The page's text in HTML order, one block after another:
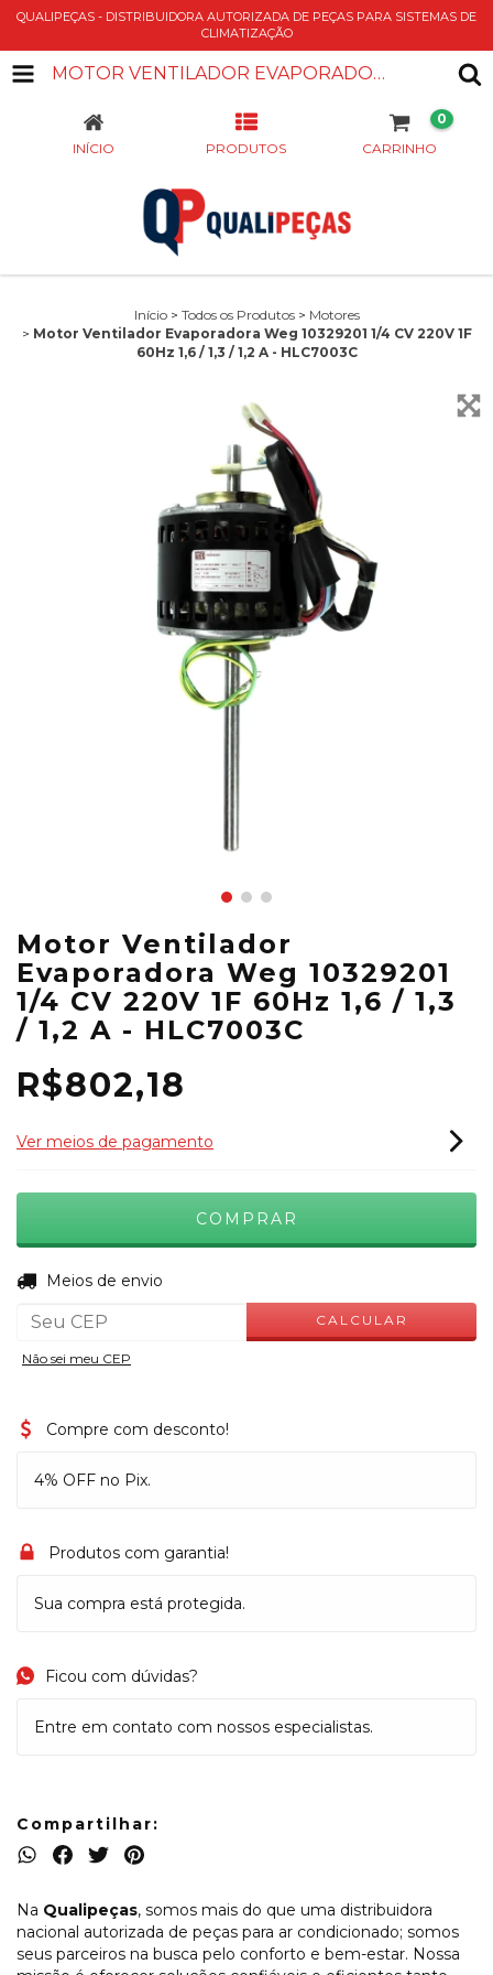
QUALIPEÇAS - DISTRIBUIDORA AUTORIZADA DE PEÇAS PARA SISTEMAS DE
CLIMATIZAÇÃO
MOTOR VENTILADOR EVAPORADORA WEG 10329201 1/4 CV 220V 1F 60HZ 1,6 / 1,3 / 1,2 A - HLC7003C
INÍCIO PRODUTOS CARRINHO
0
Início > Todos os Produtos > Motores
> Motor Ventilador Evaporadora Weg 10329201 1/4 CV 220V 1F
60Hz 1,6 / 1,3 / 1,2 A - HLC7003C
Motor Ventilador
Evaporadora Weg 10329201
1/4 CV 220V 1F 60Hz 1,6 / 1,3
/ 1,2 A - HLC7003C
R$802,18
Ver meios de pagamento
Entregas para o CEP:
Meios de envio
CALCULAR
Não sei meu CEP
Compre com desconto!
4% OFF no Pix.
Produtos com garantia!
Sua compra está protegida.
Ficou com dúvidas?
Entre em contato com nossos especialistas.
Compartilhar:
Na Qualipeças, somos mais do que uma distribuidora
nacional autorizada de peças para ar condicionado; somos
seus parceiros na busca pelo conforto e bem-estar. Nossa